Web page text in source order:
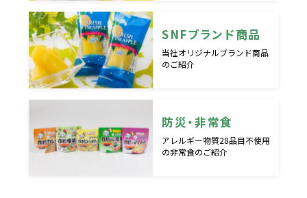
SNFブランド商品
当社オリジナルブランド商品
のご紹介
防災・非常食
アレルギー物質28品目不使用
の非常食のご紹介